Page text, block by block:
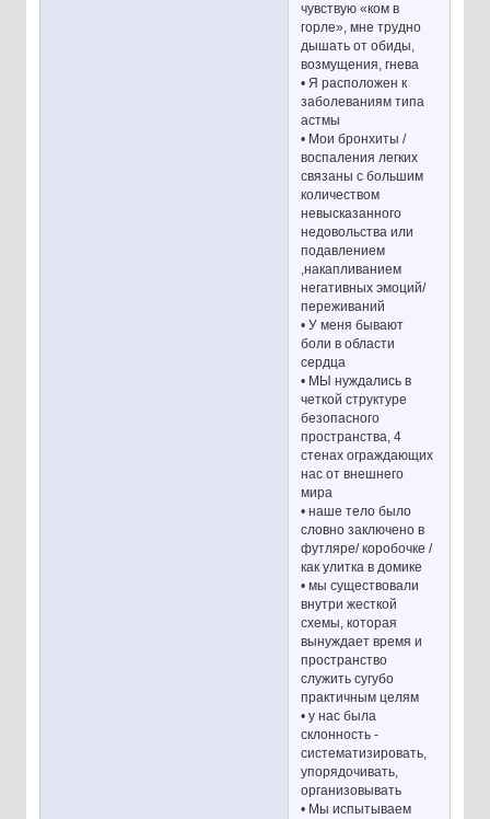
чувствую «ком в
горле», мне трудно
дышать от обиды,
возмущения, гнева
• Я расположен к
заболеваниям типа
астмы
• Мои бронхиты /
воспаления легких
связаны с большим
количеством
невысказанного
недовольства или
подавлением
,накапливанием
негативных эмоций/
переживаний
• У меня бывают
боли в области
сердца
• МЫ нуждались в
четкой структуре
безопасного
пространства, 4
стенах ограждающих
нас от внешнего
мира
• наше тело было
словно заключено в
футляре/ коробочке /
как улитка в домике
• мы существовали
внутри жесткой
схемы, которая
вынуждает время и
пространство
служить сугубо
практичным целям
• у нас была
склонность -
систематизировать,
упорядочивать,
организовывать
• Мы испытываем